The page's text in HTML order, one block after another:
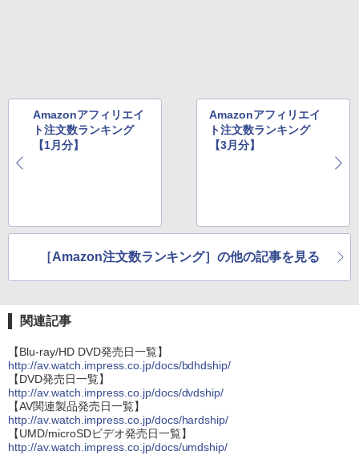
Amazonアフィリエイ
ト注文数ランキング
【1月分】
Amazonアフィリエイ
ト注文数ランキング
【3月分】
［Amazon注文数ランキング］の他の記事を見る
関連記事
【Blu-ray/HD DVD発売日一覧】
http://av.watch.impress.co.jp/docs/bdhdship/
【DVD発売日一覧】
http://av.watch.impress.co.jp/docs/dvdship/
【AV関連製品発売日一覧】
http://av.watch.impress.co.jp/docs/hardship/
【UMD/microSDビデオ発売日一覧】
http://av.watch.impress.co.jp/docs/umdship/